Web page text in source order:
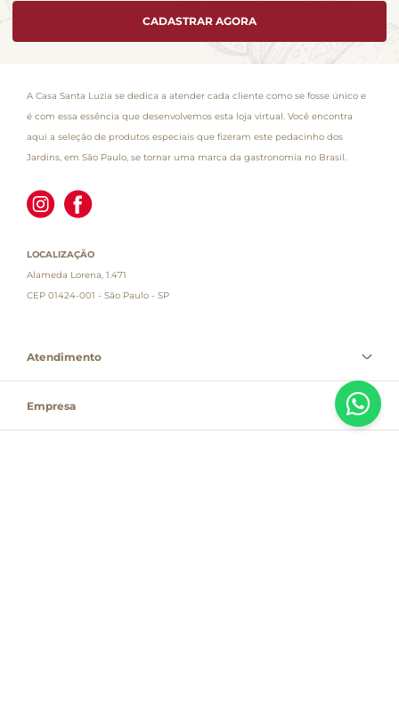
CADASTRAR AGORA
A Casa Santa Luzia se dedica a atender cada cliente como se fosse único e
é com essa essência que desenvolvemos esta loja virtual. Você encontra
aqui a seleção de produtos especiais que fizeram este pedacinho dos
Jardins, em São Paulo, se tornar uma marca da gastronomia no Brasil.
LOCALIZAÇÃO
Alameda Lorena, 1.471
CEP 01424-001 - São Paulo - SP
Atendimento
Empresa